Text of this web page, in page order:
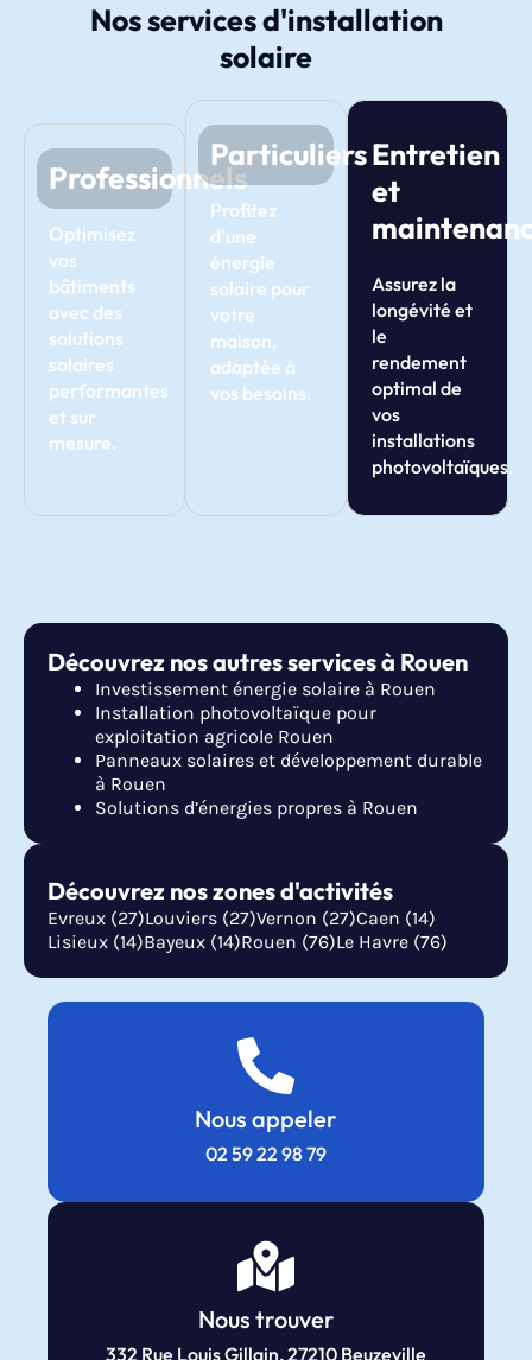
Nos services d'installation
solaire
Professionnels
Optimisez
vos
bâtiments
avec des
solutions
solaires
performantes
et sur
mesure.
Particuliers
Profitez
d'une
énergie
solaire pour
votre
maison,
adaptée à
vos besoins.
Entretien
et
Assurez la
longévité et
le
rendement
optimal de
vos
installations
photovoltaïques.
Découvrez nos autres services à Rouen
Investissement énergie solaire à Rouen
Installation photovoltaïque pour
exploitation agricole Rouen
Panneaux solaires et développement durable
à Rouen
Solutions d’énergies propres à Rouen
Découvrez nos zones d'activités
Evreux (27)Louviers (27)Vernon (27)Caen (14)
Lisieux (14)Bayeux (14)Rouen (76)Le Havre (76)
Nous appeler
02 59 22 98 79
Nous trouver
332 Rue Louis Gillain, 27210 Beuzeville